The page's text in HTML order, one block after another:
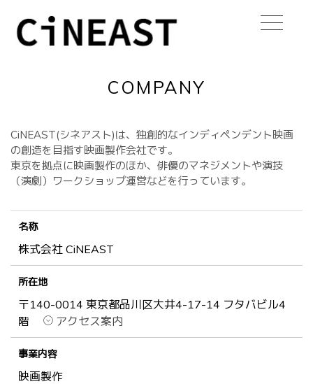
COMPANY
CiNEAST(シネアスト)は、独創的なインディペンデント映画
の創造を目指す映画製作会社です。
東京を拠点に映画製作のほか、俳優のマネジメントや演技
（演劇）ワークショップ運営などを行っています。
名称
株式会社 CiNEAST
所在地
〒140-0014 東京都品川区大井4-17-14 フタバビル4
階
アクセス案内
事業内容
映画製作